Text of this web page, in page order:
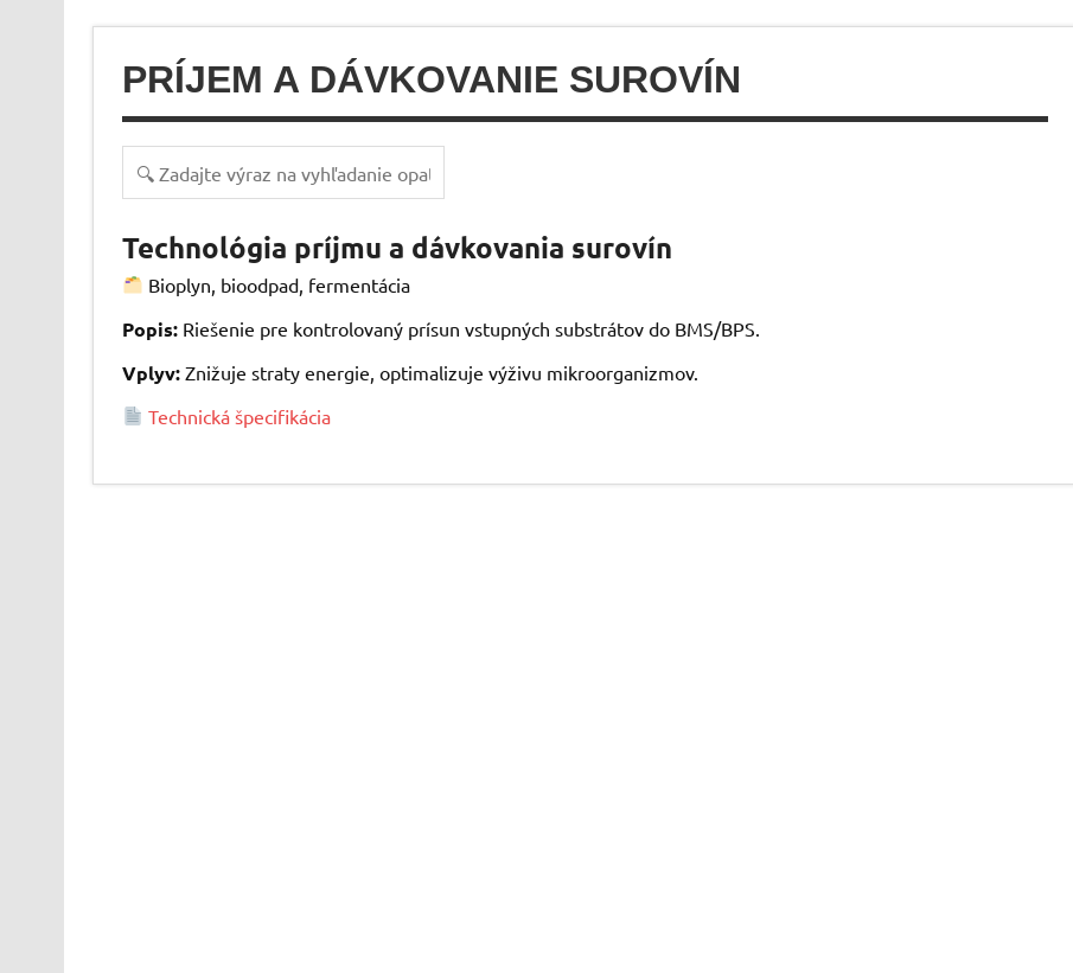
PRÍJEM A DÁVKOVANIE SUROVÍN
Technológia príjmu a dávkovania surovín
Bioplyn, bioodpad, fermentácia
Popis:Riešenie pre kontrolovaný prísun vstupných substrátov do BMS/BPS.
Vplyv:Znižuje straty energie, optimalizuje výživu mikroorganizmov.
Technická špecifikácia